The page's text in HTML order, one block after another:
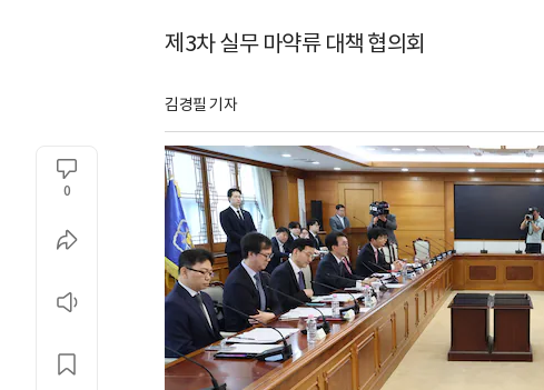
제3차 실무 마약류 대책 협의회
김경필 기자
0